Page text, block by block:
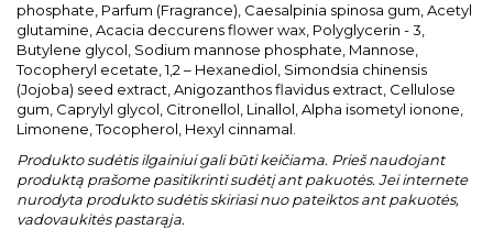
phosphate, Parfum (Fragrance), Caesalpinia spinosa gum, Acetyl
glutamine, Acacia deccurens flower wax, Polyglycerin - 3,
Butylene glycol, Sodium mannose phosphate, Mannose,
Tocopheryl ecetate, 1,2 – Hexanediol, Simondsia chinensis
(Jojoba) seed extract, Anigozanthos flavidus extract, Cellulose
gum, Caprylyl glycol, Citronellol, Linallol, Alpha isometyl ionone,
Limonene, Tocopherol, Hexyl cinnamal.
Produkto sudėtis ilgainiui gali būti keičiama. Prieš naudojant
produktą prašome pasitikrinti sudėtį ant pakuotės. Jei internete
nurodyta produkto sudėtis skiriasi nuo pateiktos ant pakuotės,
vadovaukitės pastarąja.